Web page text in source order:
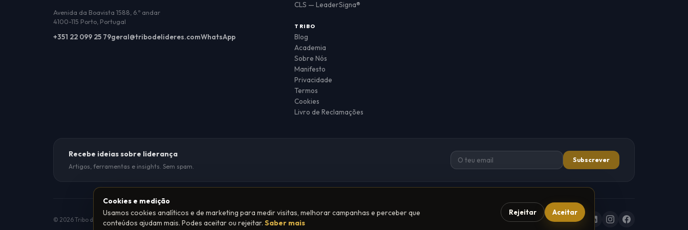
Avenida da Boavista 1588, 6.º andar
4100-115 Porto, Portugal
+351 22 099 25 79geral@tribodelideres.comWhatsApp
CLS — LeaderSigna®
TRIBO
Blog
Academia
Sobre Nós
Manifesto
Privacidade
Termos
Cookies
Livro de Reclamações
Recebe ideias sobre liderança
Artigos, ferramentas e insights. Sem spam.
Subscrever
© 2026 Tribo de Líderes ·Grupo TSO Entidade formadora certificada pela DGERT
Cookies e medição
Usamos cookies analíticos e de marketing para medir visitas, melhorar campanhas e perceber que
conteúdos ajudam mais. Podes aceitar ou rejeitar. Saber mais
Rejeitar Aceitar